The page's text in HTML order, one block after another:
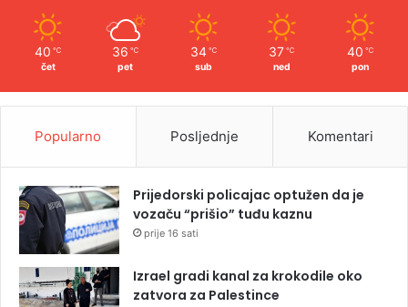
40 ℃
čet
36 ℃
pet
34 ℃
sub
37 ℃
ned
40 ℃
pon
Popularno Posljednje Komentari
Prijedorski policajac optužen da je
vozaču “prišio” tuđu kaznu
prije 16 sati
Izrael gradi kanal za krokodile oko
zatvora za Palestince